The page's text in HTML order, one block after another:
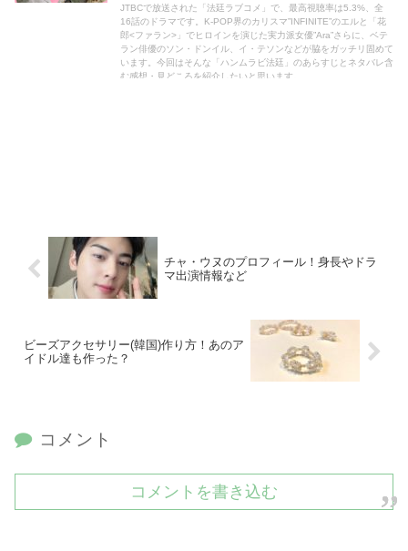
JTBCで放送された「法廷ラブコメ」で、最高視聴率は5.3%、全
16話のドラマです。K-POP界のカリスマ”INFINITE”のエルと「花
郎<ファラン>」でヒロインを演じた実力派女優”Ara”さらに、ベテ
ラン俳優のソン・ドンイル、イ・テソンなどが脇をガッチリ固めて
います。今回はそんな「ハンムラビ法廷」のあらすじとネタバレ含
む感想・見どころを紹介したいと思います。
チャ・ウヌのプロフィール！身長やドラ
マ出演情報など
ビーズアクセサリー(韓国)作り方！あのア
イドル達も作った？
コメント
コメントを書き込む